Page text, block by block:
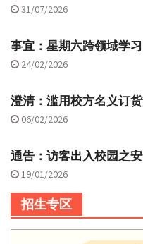
31/07/2026
事宜：星期六跨领域学习
24/02/2026
澄清：滥用校方名义订
06/02/2026
通告：访客出入校园之
19/01/2026
招生专区